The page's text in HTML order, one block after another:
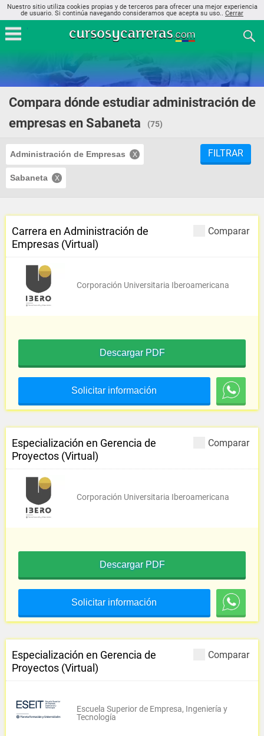
Nuestro sitio utiliza cookies propias y de terceros para ofrecer una mejor experiencia
de usuario. Si continúa navegando consideramos que acepta su uso.. Cerrar
Compara dónde estudiar administración de
empresas en Sabaneta
(75)
Administración de Empresas
Sabaneta
FILTRAR
Comparar
Carrera en Administración de
Empresas (Virtual)
Corporación Universitaria Iberoamericana
Descargar PDF
Solicitar información
Comparar
Especialización en Gerencia de
Proyectos (Virtual)
Corporación Universitaria Iberoamericana
Descargar PDF
Solicitar información
Comparar
Especialización en Gerencia de
Proyectos (Virtual)
Escuela Superior de Empresa, Ingeniería y
Tecnología